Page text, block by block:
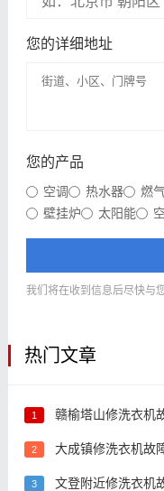
您的详细地址
您的产品
空调 热水器 燃
壁挂炉
太阳能
我们将在收到信息后尽快与您
热门文章
1 赣榆塔山修洗衣机
2 大成镇修洗衣机故
3 文登附近修洗衣机